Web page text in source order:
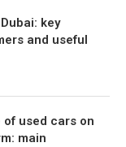
key
and useful
used cars on
main